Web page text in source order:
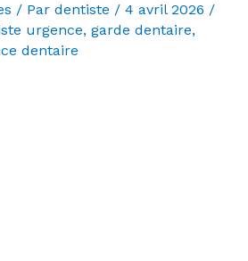
/ Par dentiste / 4 avril 2026 /
urgence, garde dentaire,
dentaire